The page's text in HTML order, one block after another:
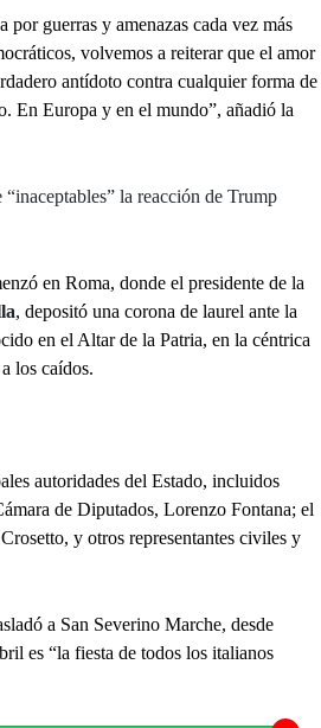
por guerras y amenazas cada vez más
volvemos a reiterar que el amor
antídoto contra cualquier forma de
En Europa y en el mundo”, añadió la
la reacción de Trump
en Roma, donde el presidente de la
, depositó una corona de laurel ante la
en el Altar de la Patria, en la céntrica
los caídos.
autoridades del Estado, incluidos
de Diputados, Lorenzo Fontana; el
y otros representantes civiles y
a San Severino Marche, desde
es “la fiesta de todos los italianos